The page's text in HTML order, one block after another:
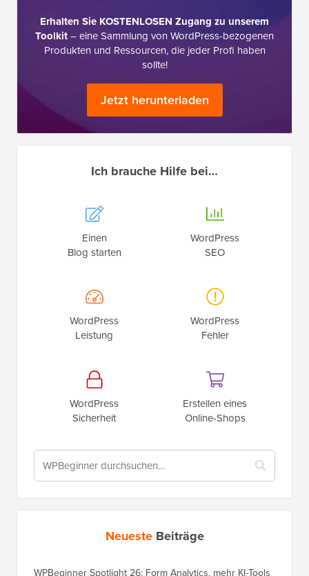
Erhalten Sie KOSTENLOSEN Zugang zu unserem
Toolkit– eine Sammlung von WordPress-bezogenen
Produkten und Ressourcen, die jeder Profi haben
sollte!
Jetzt herunterladen
Ich brauche Hilfe bei…
Einen
Blog starten
WordPress
SEO
WordPress
Leistung
WordPress
Fehler
WordPress
Sicherheit
Erstellen eines
Online-Shops
Neueste Beiträge
WPBeginner Spotlight 26: Form Analytics, mehr KI-Tools